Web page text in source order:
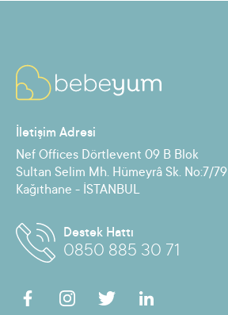
İletişim Adresi
Nef Offices Dörtlevent 09 B Blok
Sultan Selim Mh. Hümeyrâ Sk. No:7/79
Kağıthane - İSTANBUL
Destek Hattı
0850 885 30 71